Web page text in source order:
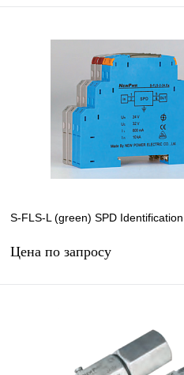
Запросить
Купить в 1 клик
В избранное Под
S-FLS-L (green) SPD
Цена по запросу